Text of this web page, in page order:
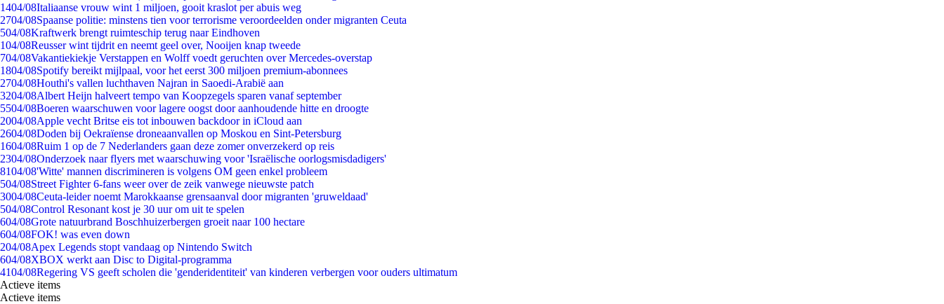
1404/08Italiaanse vrouw wint 1 miljoen, gooit kraslot per abuis weg
2704/08Spaanse politie: minstens tien voor terrorisme veroordeelden onder migranten Ceuta
504/08Kraftwerk brengt ruimteschip terug naar Eindhoven
104/08Reusser wint tijdrit en neemt geel over, Nooijen knap tweede
704/08Vakantiekiekje Verstappen en Wolff voedt geruchten over Mercedes-overstap
1804/08Spotify bereikt mijlpaal, voor het eerst 300 miljoen premium-abonnees
2704/08Houthi's vallen luchthaven Najran in Saoedi-Arabië aan
3204/08Albert Heijn halveert tempo van Koopzegels sparen vanaf september
5504/08Boeren waarschuwen voor lagere oogst door aanhoudende hitte en droogte
2004/08Apple vecht Britse eis tot inbouwen backdoor in iCloud aan
2604/08Doden bij Oekraïense droneaanvallen op Moskou en Sint-Petersburg
1604/08Ruim 1 op de 7 Nederlanders gaan deze zomer onverzekerd op reis
2304/08Onderzoek naar flyers met waarschuwing voor 'Israëlische oorlogsmisdadigers'
8104/08'Witte' mannen discrimineren is volgens OM geen enkel probleem
504/08Street Fighter 6-fans weer over de zeik vanwege nieuwste patch
3004/08Ceuta-leider noemt Marokkaanse grensaanval door migranten 'gruweldaad'
504/08Control Resonant kost je 30 uur om uit te spelen
604/08Grote natuurbrand Boschhuizerbergen groeit naar 100 hectare
604/08FOK! was even down
204/08Apex Legends stopt vandaag op Nintendo Switch
604/08XBOX werkt aan Disc to Digital-programma
4104/08Regering VS geeft scholen die 'genderidentiteit' van kinderen verbergen voor ouders ultimatum
Actieve items
Actieve items